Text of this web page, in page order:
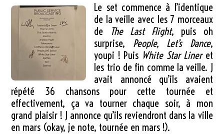
Le set commence à l’identique
de la veille avec les 7 morceaux
de
The Last Flight, puis oh
surprise, People, Let’s Dance,
youpi ! Puis White Star Lineret
les trio de fin comme la veille. J
avait annoncé qu’ils avaient
répété 36 chansons pour cette tournée et
effectivement, ça va tourner chaque soir, à mon
grand plaisir ! J annonce qu’ils reviendront dans la ville
en mars (okay, je note, tournée en mars !).